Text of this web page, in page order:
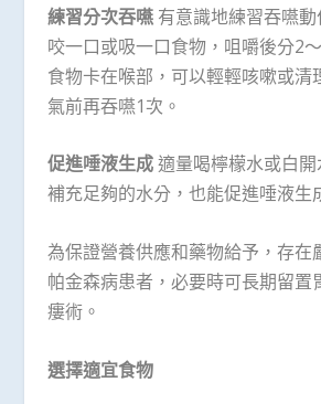
練習分次吞嚥有意識地練習吞嚥動
咬一口或吸一口食物，咀嚼後分2
食物卡在喉部，可以輕輕咳嗽或清
氣前再吞嚥1次。
促進唾液生成適量喝檸檬水或白
補充足夠的水分，也能促進唾液生
為保證營養供應和藥物給予，存在
帕金森病患者，必要時可長期留置
瘻術。
選擇適宜食物